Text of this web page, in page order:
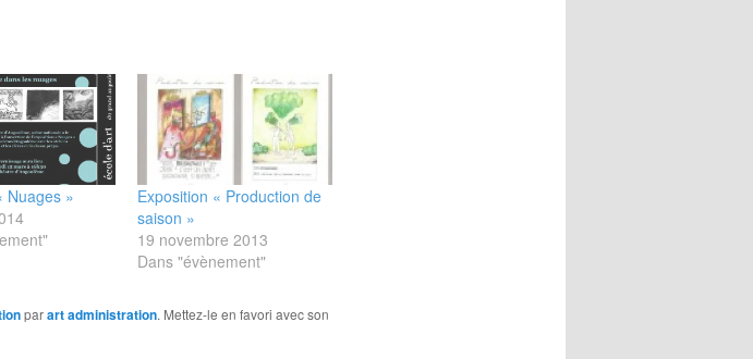
Nuages »
Exposition « Production de
saison »
19 novembre 2013
Dans "évènement"
parart administration. Mettez-le en favori avec son